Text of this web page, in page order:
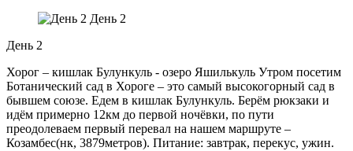
День 2
День 2
Хорог – кишлак Булункуль - озеро Яшилькуль Утром посетим
Ботанический сад в Хороге – это самый высокогорный сад в
бывшем союзе. Едем в кишлак Булункуль. Берём рюкзаки и
идём примерно 12км до первой ночёвки, по пути
преодолеваем первый перевал на нашем маршруте –
Козамбес(нк, 3879метров). Питание: завтрак, перекус, ужин.